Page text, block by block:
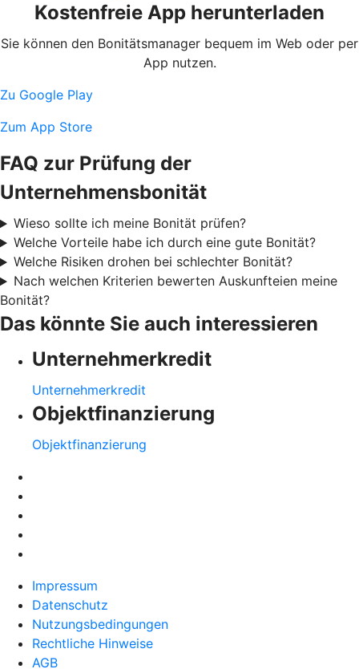
Kostenfreie App herunterladen
Sie können den Bonitätsmanager bequem im Web oder per
App nutzen.
Zu Google Play
Zum App Store
FAQ zur Prüfung der
Unternehmensbonität
Wieso sollte ich meine Bonität prüfen?
Welche Vorteile habe ich durch eine gute Bonität?
Welche Risiken drohen bei schlechter Bonität?
Nach welchen Kriterien bewerten Auskunfteien meine
Bonität?
Das könnte Sie auch interessieren
Unternehmerkredit
Unternehmerkredit
Objektfinanzierung
Objektfinanzierung
Impressum
Datenschutz
Nutzungsbedingungen
Rechtliche Hinweise
AGB